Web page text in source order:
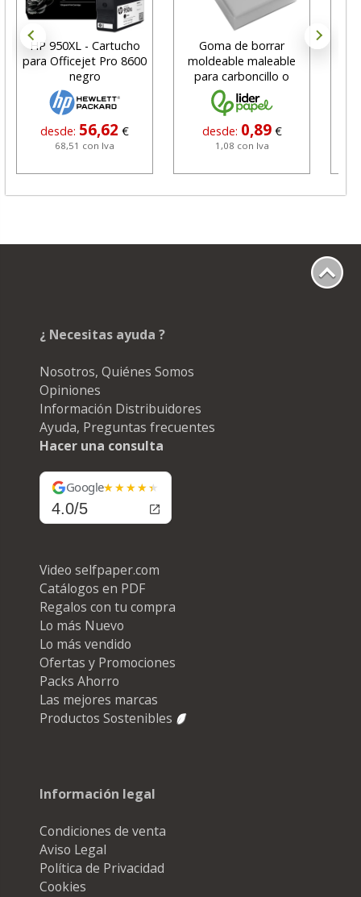
HP 950XL - Cartucho
para Officejet Pro 8600
negro
desde: 56,62 €
68,51 con Iva
Goma de borrar
moldeable maleable
para carboncillo o
grafito
desde: 0,89 €
1,08 con Iva
¿ Necesitas ayuda ?
Nosotros, Quiénes Somos
Opiniones
Información Distribuidores
Ayuda, Preguntas frecuentes
Hacer una consulta
Google
4.0/5
Video selfpaper.com
Catálogos en PDF
Regalos con tu compra
Lo más Nuevo
Lo más vendido
Ofertas y Promociones
Packs Ahorro
Las mejores marcas
Productos Sostenibles
Información legal
Condiciones de venta
Aviso Legal
Política de Privacidad
Cookies